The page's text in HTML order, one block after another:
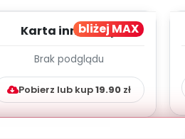
bliżej MAX
Karta innowacji
Kumpelkowo
Brak podglądu
Pobierz lub kup19.90 zł